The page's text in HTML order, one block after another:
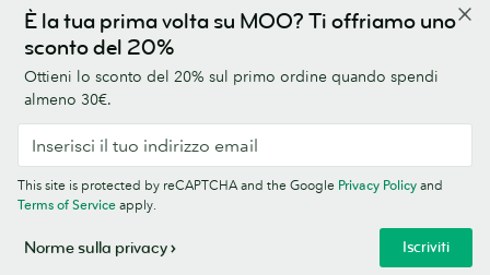
È la tua prima volta su MOO? Ti offriamo uno
sconto del 20%
Ottieni lo sconto del 20% sul primo ordine quando spendi
almeno 30€.
Iscriviti
This site is protected by reCAPTCHA and the Google Privacy Policy and
Terms of Service apply.
Norme sulla privacy
A proposito di MOO
Termini e condizioni Norme sulla privacy Font
Sitemap
© MOO Print Limited, LABS Triangle, Stables Market, Chalk Farm Road,
London NW1 8AB. Registrata in Inghilterra, n. 5121723